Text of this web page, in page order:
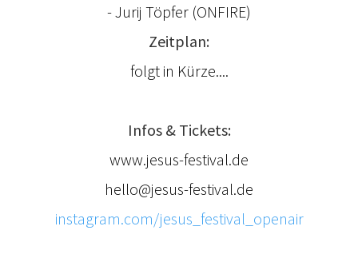
- Jurij Töpfer (ONFIRE)
Zeitplan:
folgt in Kürze....
Infos & Tickets:
www.jesus-festival.de
hello@jesus-festival.de
instagram.com/jesus_festival_openair